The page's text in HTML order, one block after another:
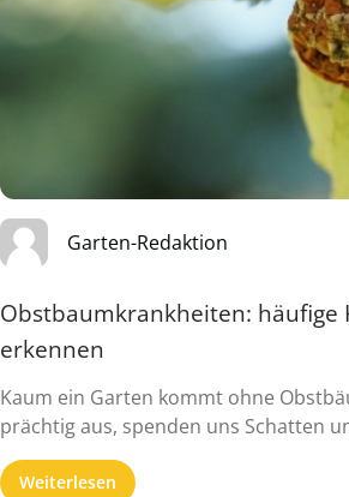
Garten-Redaktion
Obstbaumkrankheiten: häufige
erkennen
Kaum ein Garten kommt ohne
prächtig aus, spenden uns Schatten
Weiterlesen